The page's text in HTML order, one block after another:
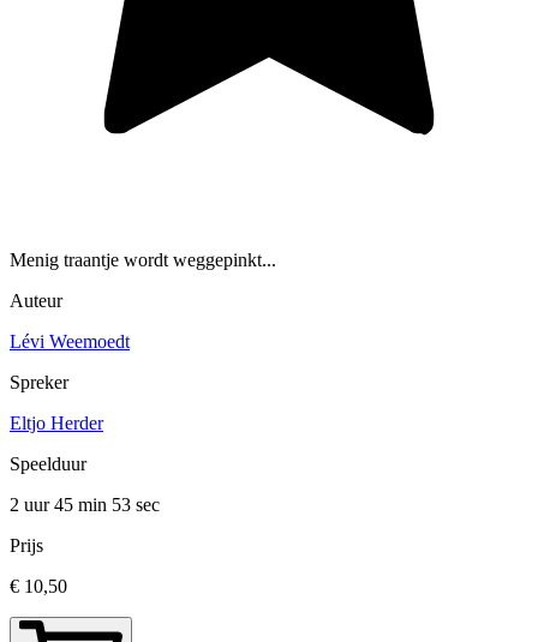
Menig traantje wordt weggepinkt...
Auteur
Lévi Weemoedt
Spreker
Eltjo Herder
Speelduur
2 uur 45 min 53 sec
Prijs
€ 10,50